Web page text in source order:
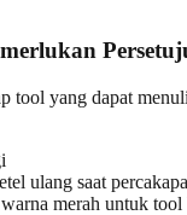
yang dapat
ulang saat
merah untuk